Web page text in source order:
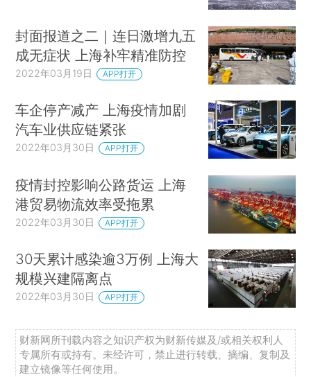
封面报道之二｜连日激增九五
成无症状 上海补牢精准防控
2022年03月19日 APP打开
车企停产减产 上海疫情加剧
汽车业供应链紧张
2022年03月30日 APP打开
疫情封控影响公路货运 上海
港贸易物流效率受拖累
2022年03月30日 APP打开
30天累计感染逾3万例 上海大
规模兴建隔离点
2022年03月30日 APP打开
财新网所刊载内容之知识产权为财新传媒及/或相关权利人
专属所有或持有。未经许可，禁止进行转载、摘编、复制及
建立镜像等任何使用。